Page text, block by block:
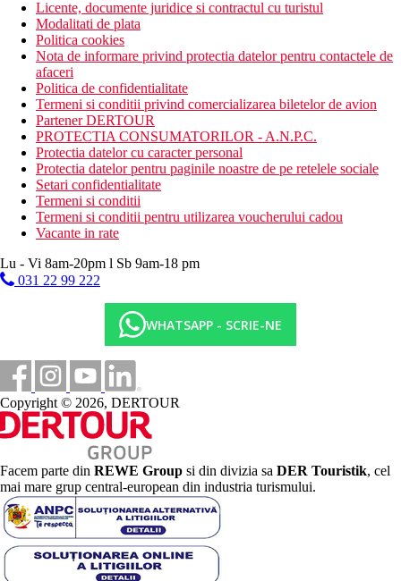
Licente, documente juridice si contractul cu turistul
Modalitati de plata
Politica cookies
Nota de informare privind protectia datelor pentru contactele de
afaceri
Politica de confidentialitate
Termeni si conditii privind comercializarea biletelor de avion
Partener DERTOUR
PROTECTIA CONSUMATORILOR - A.N.P.C.
Protectia datelor cu caracter personal
Protectia datelor pentru paginile noastre de pe retelele sociale
Setari confidentialitate
Termeni si conditii
Termeni si conditii pentru utilizarea voucherului cadou
Vacante in rate
Lu - Vi 8am-20pm l Sb 9am-18 pm
031 22 99 222
WHATSAPP - SCRIE-NE
Copyright © 2026, DERTOUR
Facem parte din REWE Group si din divizia sa DER Touristik, cel
mai mare grup central-european din industria turismului.